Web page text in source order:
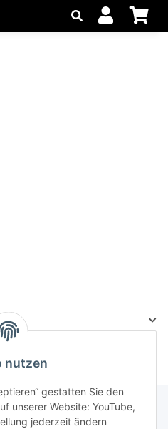
nutzen
gestatten Sie den
unserer Website: YouTube,
jederzeit ändern